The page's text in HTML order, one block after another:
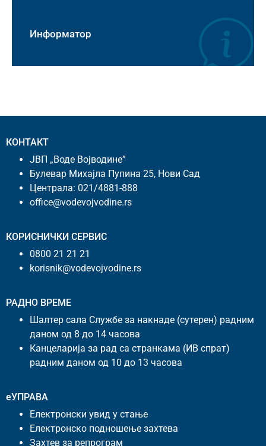
Информатор
КОНТАКТ
ЈВП „Воде Војводине”
Булевар Михајла Пупина 25, Нови Сад
Централа: 021/4881-888
office@vodevojvodine.rs
КОРИСНИЧКИ СЕРВИС
0800 21 21 21
korisnik@vodevojvodine.rs
РАДНО ВРЕМЕ
Шалтер сала Службе за накнаде (сутерен) радним
даном од 8 до 14 часова
Канцеларија за рад са странкама (ИВ спрат)
радним даном од 10 до 13 часова
еУПРАВА
Електронски увид у стање
Електронско подношење захтева
Захтев за репрограм